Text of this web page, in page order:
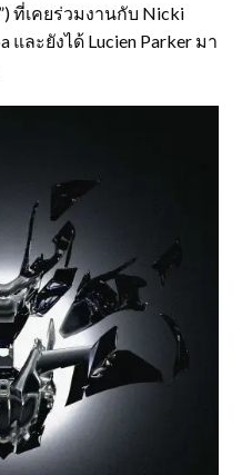
ที่เคยร่วมงานกับ Nicki
และยังได้ Lucien Parker มา